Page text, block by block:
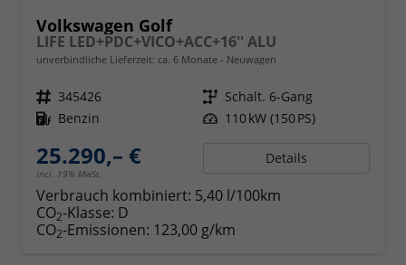
Volkswagen Golf
LIFE LED+PDC+VICO+ACC+16'' ALU
unverbindliche Lieferzeit: ca. 6 Monate Neuwagen
Fahrzeugnr. 345426 Getriebe Schalt. 6-Gang
Kraftstoff Benzin Leistung 110 kW (150 PS)
25.290,– €
incl. 19% MwSt.
Details
Verbrauch kombiniert: 5,40 l/100km
CO2-Klasse: D
CO2-Emissionen: 123,00 g/km